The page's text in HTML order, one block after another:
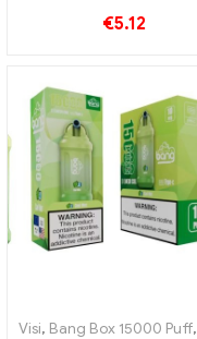
gaivių skonių derinys
€5.12
Visi, Bang Box 15000 Puff,